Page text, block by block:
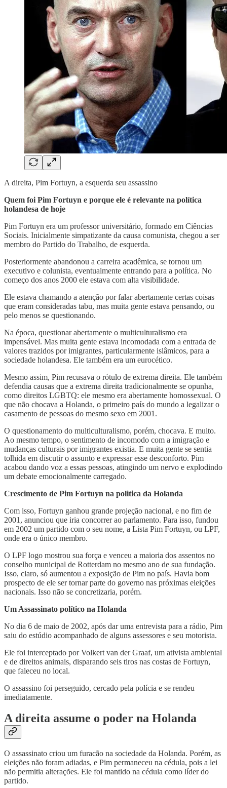
A direita, Pim Fortuyn, a esquerda seu assassino
Quem foi Pim Fortuyn e porque ele é relevante na política
holandesa de hoje
Pim Fortuyn era um professor universitário, formado em Ciências
Sociais. Inicialmente simpatizante da causa comunista, chegou a ser
membro do Partido do Trabalho, de esquerda.
Posteriormente abandonou a carreira acadêmica, se tornou um
executivo e colunista, eventualmente entrando para a política. No
começo dos anos 2000 ele estava com alta visibilidade.
Ele estava chamando a atenção por falar abertamente certas coisas
que eram consideradas tabu, mas muita gente estava pensando, ou
pelo menos se questionando.
Na época, questionar abertamente o multiculturalismo era
impensável. Mas muita gente estava incomodada com a entrada de
valores trazidos por imigrantes, particularmente islâmicos, para a
sociedade holandesa. Ele também era um eurocético.
Mesmo assim, Pim recusava o rótulo de extrema direita. Ele também
defendia causas que a extrema direita tradicionalmente se opunha,
como direitos LGBTQ: ele mesmo era abertamente homossexual. O
que não chocava a Holanda, o primeiro país do mundo a legalizar o
casamento de pessoas do mesmo sexo em 2001.
O questionamento do multiculturalismo, porém, chocava. E muito.
Ao mesmo tempo, o sentimento de incomodo com a imigração e
mudanças culturais por imigrantes existia. E muita gente se sentia
tolhida em discutir o assunto e expressar esse desconforto. Pim
acabou dando voz a essas pessoas, atingindo um nervo e explodindo
um debate emocionalmente carregado.
Crescimento de Pim Fortuyn na politica da Holanda
Com isso, Fortuyn ganhou grande projeção nacional, e no fim de
2001, anunciou que iria concorrer ao parlamento. Para isso, fundou
em 2002 um partido com o seu nome, a Lista Pim Fortuyn, ou LPF,
onde era o único membro.
O LPF logo mostrou sua força e venceu a maioria dos assentos no
conselho municipal de Rotterdam no mesmo ano de sua fundação.
Isso, claro, só aumentou a exposição de Pim no país. Havia bom
prospecto de ele ser tornar parte do governo nas próximas eleições
nacionais. Isso não se concretizaria, porém.
Um Assassinato político na Holanda
No dia 6 de maio de 2002, após dar uma entrevista para a rádio, Pim
saiu do estúdio acompanhado de alguns assessores e seu motorista.
Ele foi interceptado por Volkert van der Graaf, um ativista ambiental
e de direitos animais, disparando seis tiros nas costas de Fortuyn,
que faleceu no local.
O assassino foi perseguido, cercado pela polícia e se rendeu
imediatamente.
A direita assume o poder na Holanda
O assassinato criou um furacão na sociedade da Holanda. Porém, as
eleições não foram adiadas, e Pim permaneceu na cédula, pois a lei
não permitia alterações. Ele foi mantido na cédula como líder do
partido.